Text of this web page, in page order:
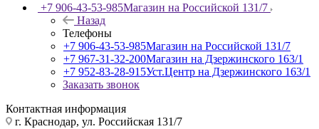
+7 906-43-53-985Магазин на Российской 131/7
Назад
Телефоны
+7 906-43-53-985Магазин на Российской 131/7
+7 967-31-32-200Магазин на Дзержинского 163/1
+7 952-83-28-915Уст.Центр на Дзержинского 163/1
Заказать звонок
Контактная информация
г. Краснодар, ул. Российская 131/7